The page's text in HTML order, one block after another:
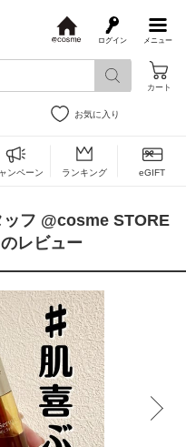
メニュー
ログイン
s
カート
お気に入り
ンペーン ランキング eGIFT
フ @cosme STORE
レビュー